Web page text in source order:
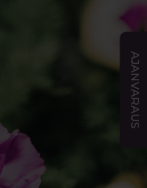
AJANVARAUS